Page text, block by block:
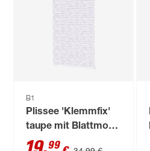
B1
Plissee 'Klemmfix'
taupe mit Blattmotiv
100 x 130 cm
99